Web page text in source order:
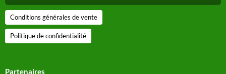
Conditions générales de vente
Politique de confidentialité
Partenaires